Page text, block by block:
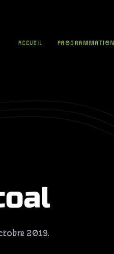
ACCUEIL PROGRAMMATION
2019.